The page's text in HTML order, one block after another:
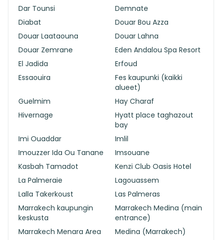
Dar Tounsi
Demnate
Diabat
Douar Bou Azza
Douar Laataouna
Douar Lahna
Douar Zemrane
Eden Andalou Spa Resort
El Jadida
Erfoud
Essaouira
Fes kaupunki (kaikki
alueet)
Guelmim
Hay Charaf
Hivernage
Hyatt place taghazout
bay
Imi Ouaddar
Imlil
Imouzzer Ida Ou Tanane
Imsouane
Kasbah Tamadot
Kenzi Club Oasis Hotel
La Palmeraie
Lagouassem
Lalla Takerkoust
Las Palmeras
Marrakech kaupungin
keskusta
Marrakech Medina (main
entrance)
Marrakech Menara Area
Medina (Marrakech)